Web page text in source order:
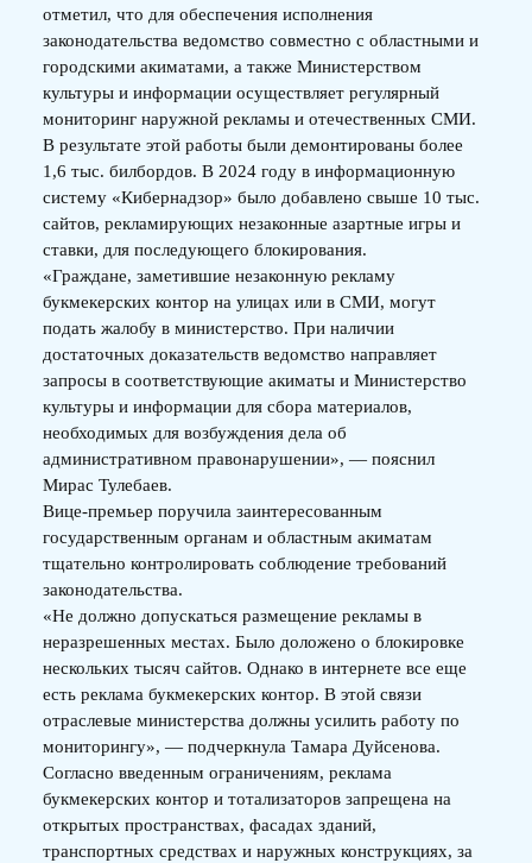
отметил, что для обеспечения исполнения
законодательства ведомство совместно с областными и
городскими акиматами, а также Министерством
культуры и информации осуществляет регулярный
мониторинг наружной рекламы и отечественных СМИ.
В результате этой работы были демонтированы более
1,6 тыс. билбордов. В 2024 году в информационную
систему «Кибернадзор» было добавлено свыше 10 тыс.
сайтов, рекламирующих незаконные азартные игры и
ставки, для последующего блокирования.
«Граждане, заметившие незаконную рекламу
букмекерских контор на улицах или в СМИ, могут
подать жалобу в министерство. При наличии
достаточных доказательств ведомство направляет
запросы в соответствующие акиматы и Министерство
культуры и информации для сбора материалов,
необходимых для возбуждения дела об
административном правонарушении», — пояснил
Мирас Тулебаев.
Вице-премьер поручила заинтересованным
государственным органам и областным акиматам
тщательно контролировать соблюдение требований
законодательства.
«Не должно допускаться размещение рекламы в
неразрешенных местах. Было доложено о блокировке
нескольких тысяч сайтов. Однако в интернете все еще
есть реклама букмекерских контор. В этой связи
отраслевые министерства должны усилить работу по
мониторингу», — подчеркнула Тамара Дуйсенова.
Согласно введенным ограничениям, реклама
букмекерских контор и тотализаторов запрещена на
открытых пространствах, фасадах зданий,
транспортных средствах и наружных конструкциях, за